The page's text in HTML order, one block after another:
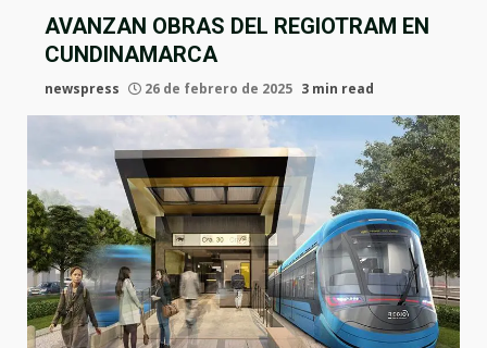
AVANZAN OBRAS DEL REGIOTRAM EN
CUNDINAMARCA
newspress 26 de febrero de 2025 3 min read